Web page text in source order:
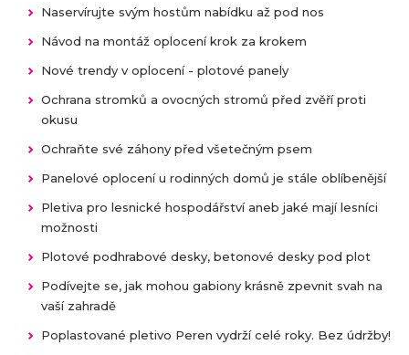
Naservírujte svým hostům nabídku až pod nos
Návod na montáž oplocení krok za krokem
Nové trendy v oplocení - plotové panely
Ochrana stromků a ovocných stromů před zvěří proti
okusu
Ochraňte své záhony před všetečným psem
Panelové oplocení u rodinných domů je stále oblíbenější
Pletiva pro lesnické hospodářství aneb jaké mají lesníci
možnosti
Plotové podhrabové desky, betonové desky pod plot
Podívejte se, jak mohou gabiony krásně zpevnit svah na
vaší zahradě
Poplastované pletivo Peren vydrží celé roky. Bez údržby!